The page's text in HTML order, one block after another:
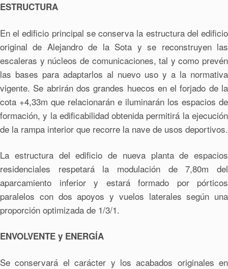
ESTRUCTURA
En el edificio principal se conserva la estructura del edificio
original de Alejandro de la Sota y se reconstruyen las
escaleras y núcleos de comunicaciones, tal y como prevén
las bases para adaptarlos al nuevo uso y a la normativa
vigente. Se abrirán dos grandes huecos en el forjado de la
cota +4,33m que relacionarán e iluminarán los espacios de
formación, y la edificabilidad obtenida permitirá la ejecución
de la rampa interior que recorre la nave de usos deportivos.
La estructura del edificio de nueva planta de espacios
residenciales respetará la modulación de 7,80m del
aparcamiento inferior y estará formado por pórticos
paralelos con dos apoyos y vuelos laterales según una
proporción optimizada de 1/3/1.
ENVOLVENTE y ENERGÍA
Se conservará el carácter y los acabados originales en